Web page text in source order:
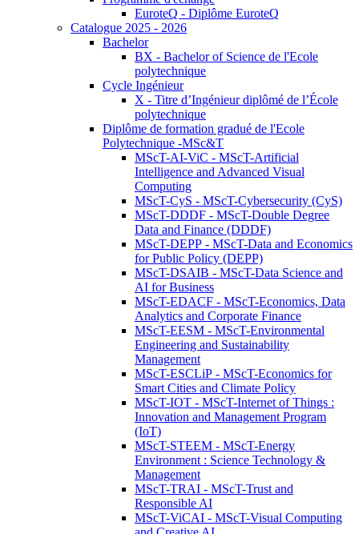
EuroteQ - Diplôme EuroteQ
Catalogue 2025 - 2026
Bachelor
BX - Bachelor of Science de l'Ecole
polytechnique
Cycle Ingénieur
X - Titre d’Ingénieur diplômé de l’École
polytechnique
Diplôme de formation gradué de l'Ecole
Polytechnique -MSc&T
MScT-AI-ViC - MScT-Artificial
Intelligence and Advanced Visual
Computing
MScT-CyS - MScT-Cybersecurity (CyS)
MScT-DDDF - MScT-Double Degree
Data and Finance (DDDF)
MScT-DEPP - MScT-Data and Economics
for Public Policy (DEPP)
MScT-DSAIB - MScT-Data Science and
AI for Business
MScT-EDACF - MScT-Economics, Data
Analytics and Corporate Finance
MScT-EESM - MScT-Environmental
Engineering and Sustainability
Management
MScT-ESCLiP - MScT-Economics for
Smart Cities and Climate Policy
MScT-IOT - MScT-Internet of Things :
Innovation and Management Program
(IoT)
MScT-STEEM - MScT-Energy
Environment : Science Technology &
Management
MScT-TRAI - MScT-Trust and
Responsible AI
MScT-ViCAI - MScT-Visual Computing